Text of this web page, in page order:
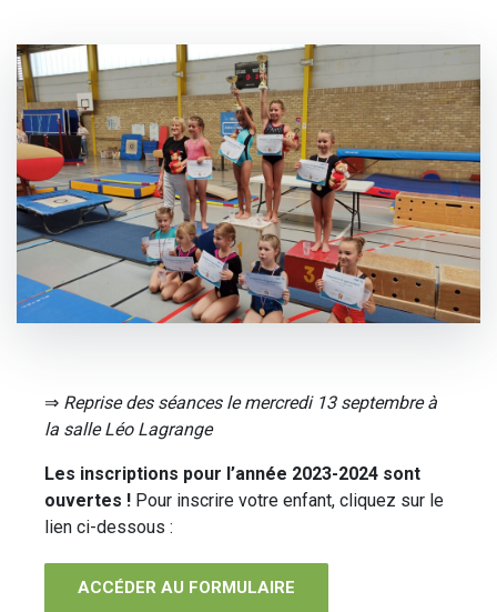
⇒ Reprise des séances le mercredi 13 septembre à
la salle Léo Lagrange
Les inscriptions pour l’année 2023-2024 sont
ouvertes ! Pour inscrire votre enfant, cliquez sur le
lien ci-dessous :
ACCÉDER AU FORMULAIRE